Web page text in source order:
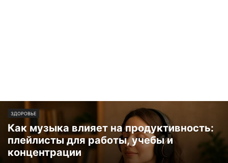
ЗДОРОВЬЕ
Как музыка влияет на продуктивность:
плейлисты для работы, учебы и
концентрации